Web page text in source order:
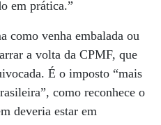
em prática.”
como venha embalada ou
a volta da CPMF, que
É o imposto “mais
como reconhece o
deveria estar em